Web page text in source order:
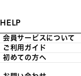
HELP
会員サービスについて
ご利用ガイド
初めての方へ